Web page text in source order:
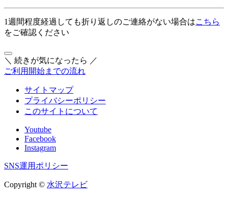
1週間程度経過しても折り返しのご連絡がない場合はこちら
をご確認ください
＼ 続きが気になったら ／
ご利用開始までの流れ
サイトマップ
プライバシーポリシー
このサイトについて
Youtube
Facebook
Instagram
SNS運用ポリシー
Copyright © 水沢テレビ